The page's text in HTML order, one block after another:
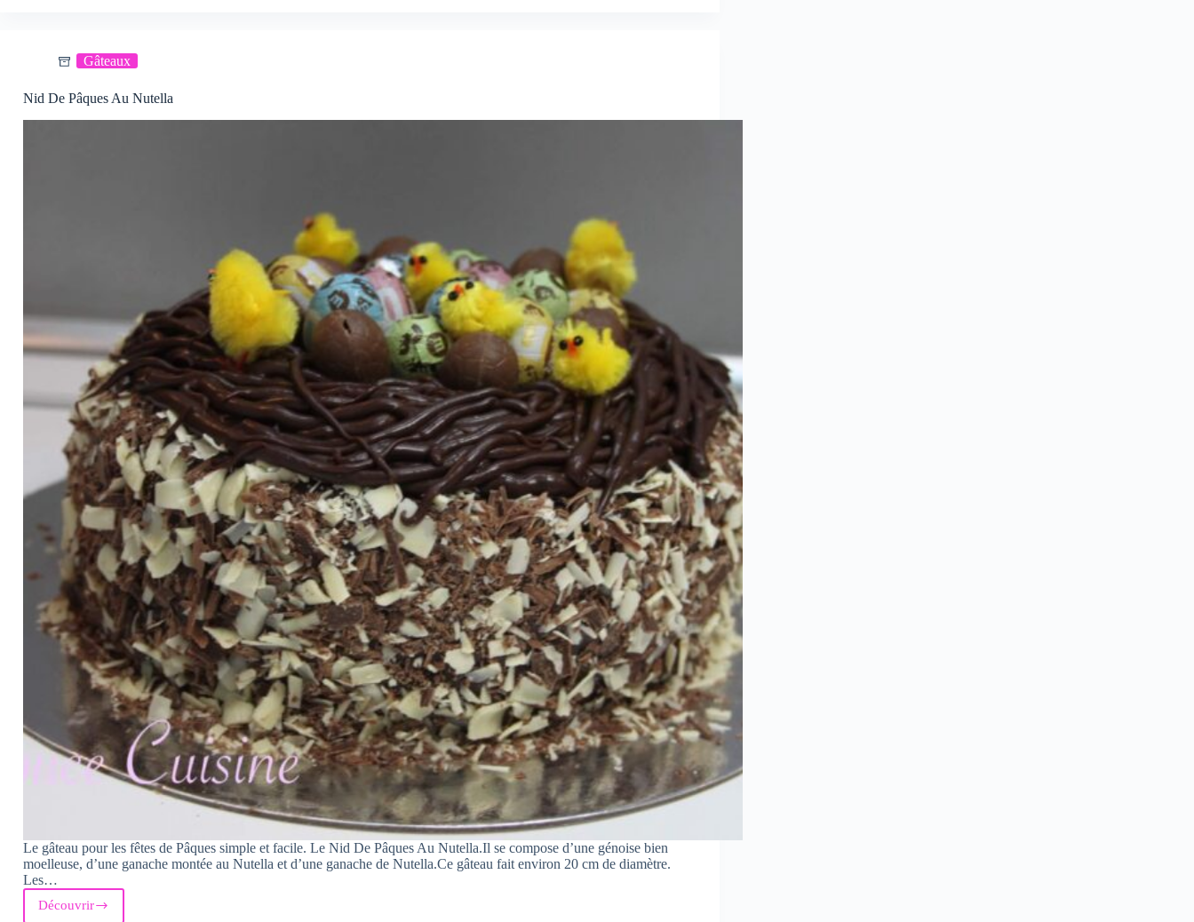
Gâteaux
Nid De Pâques Au Nutella
Le gâteau pour les fêtes de Pâques simple et facile. Le Nid De Pâques Au Nutella.Il se compose d’une génoise bien
moelleuse, d’une ganache montée au Nutella et d’une ganache de Nutella.Ce gâteau fait environ 20 cm de diamètre.
Les…
Découvrir
Nid